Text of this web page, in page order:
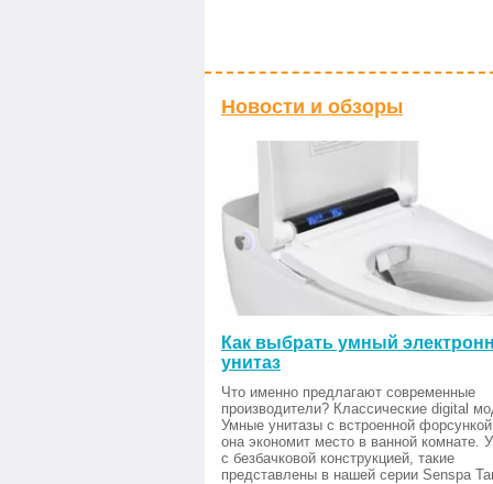
Новости и обзоры
Как выбрать умный
унитаз
Что именно предлагают современные
производители? Классические digital
Умные унитазы с встроенной
она экономит место в ванной комнате.
с безбачковой конструкцией, такие
представлены в нашей серии Senspa